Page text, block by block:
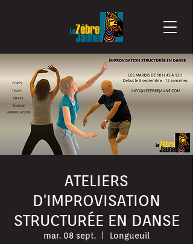
ATELIERS
D'IMPROVISATION
STRUCTURÉE EN DANSE
mar. 08 sept. Longueuil